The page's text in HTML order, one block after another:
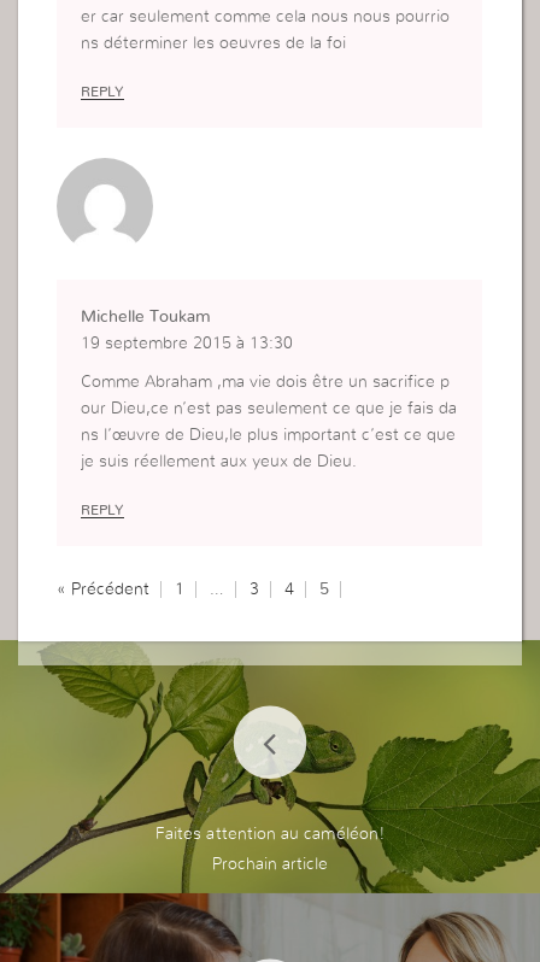
er car seulement comme cela nous nous pourrio
ns déterminer les oeuvres de la foi
REPLY
Michelle Toukam
19 septembre 2015 à 13:30
Comme Abraham ,ma vie dois être un sacrifice p
our Dieu,ce n’est pas seulement ce que je fais da
ns l’œuvre de Dieu,le plus important c’est ce que
je suis réellement aux yeux de Dieu.
REPLY
« Précédent 1 … 3 4 5
Faites attention au caméléon!